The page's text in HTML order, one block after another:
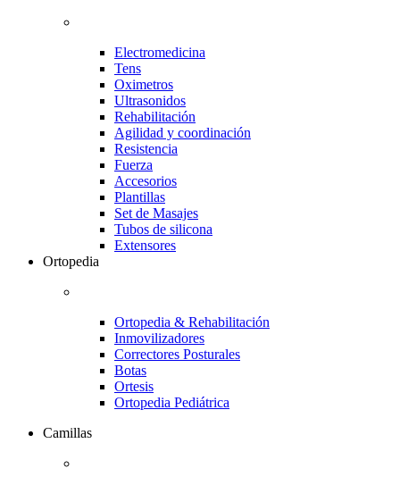
Electromedicina
Tens
Oximetros
Ultrasonidos
Rehabilitación
Agilidad y coordinación
Resistencia
Fuerza
Accesorios
Plantillas
Set de Masajes
Tubos de silicona
Extensores
Ortopedia
Ortopedia & Rehabilitación
Inmovilizadores
Correctores Posturales
Botas
Ortesis
Ortopedia Pediátrica
Camillas